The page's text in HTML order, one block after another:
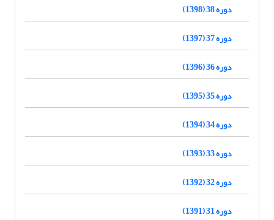
دوره 38 (1398)
دوره 37 (1397)
دوره 36 (1396)
دوره 35 (1395)
دوره 34 (1394)
دوره 33 (1393)
دوره 32 (1392)
دوره 31 (1391)